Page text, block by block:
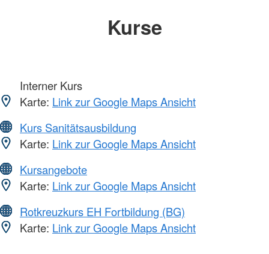
Kurse
Interner Kurs
Karte: Link zur Google Maps Ansicht
Kurs Sanitätsausbildung
Karte: Link zur Google Maps Ansicht
Kursangebote
Karte: Link zur Google Maps Ansicht
Rotkreuzkurs EH Fortbildung (BG)
Karte: Link zur Google Maps Ansicht